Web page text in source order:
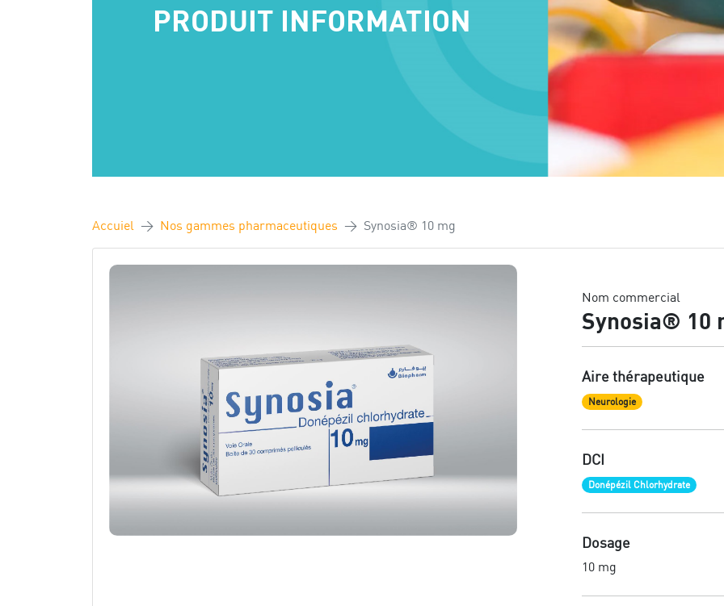
PRODUIT INFORMATION
Accuiel Nos gammes pharmaceutiques Synosia® 10 mg
Nom commercial
Synosia® 10
Aire thérapeutique
Neurologie
DCI
Donépézil Chlorhydrate
Dosage
10 mg